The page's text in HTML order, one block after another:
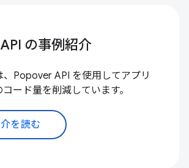
の事例紹介
Popover API を使用してアプリ
ード量を削減しています。
を読む